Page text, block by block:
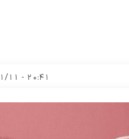
20:41 - 2025/01/11